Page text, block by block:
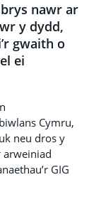
nawr ar
y dydd,
gwaith o
ei
Cymru,
neu dros y
GIG